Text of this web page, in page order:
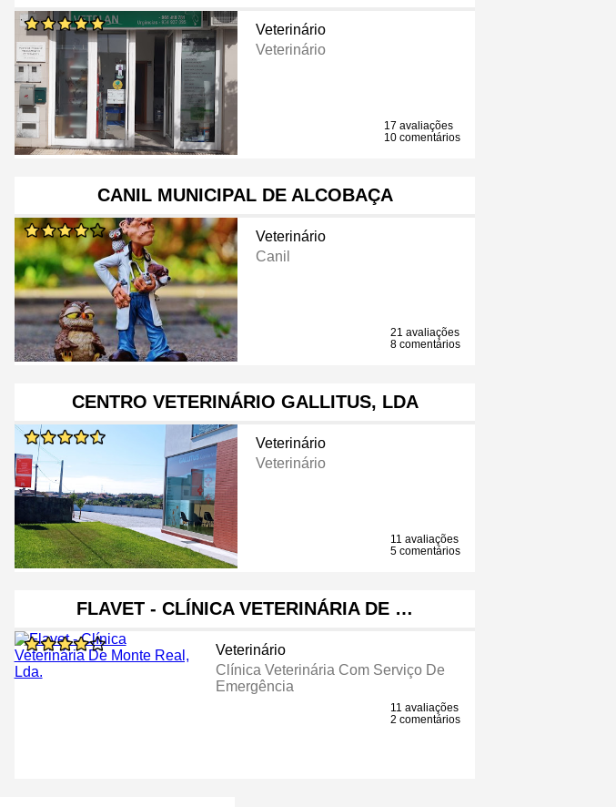
Veterinário
Veterinário
17 avaliações
10 comentários
CANIL MUNICIPAL DE ALCOBAÇA
Veterinário
Canil
21 avaliações
8 comentários
CENTRO VETERINÁRIO GALLITUS, LDA
Veterinário
Veterinário
11 avaliações
5 comentários
FLAVET - CLÍNICA VETERINÁRIA DE …
Veterinário
Clínica Veterinária Com Serviço De
Emergência
11 avaliações
2 comentários